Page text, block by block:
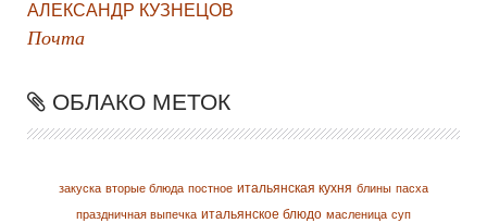
АЛЕКСАНДР КУЗНЕЦОВ
Почта
ОБЛАКО МЕТОК
закуска вторые блюда постное итальянская кухня блины пасха
праздничная выпечка итальянское блюдо масленица суп